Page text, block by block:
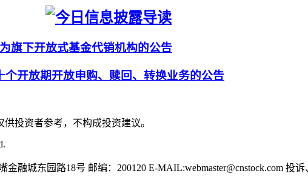
旗下开放式基金代销机构的公告
开放期开放申购、赎回、转换业务的公告
投资者参考，不构成投资建议。
融城东园路18号 邮编：200120 E-MAIL:webmaster@cnstock.com 投